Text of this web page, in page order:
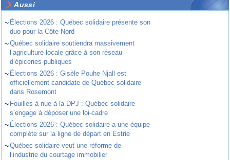
Aussi
~ Élections 2026 : Québec solidaire présente son
duo pour la Côte-Nord
~Québec solidaire soutiendra massivement
l’agriculture locale grâce à son réseau
d’épiceries publiques
~ Élections 2026 : Gisèle Pouhe Njall est
officiellement candidate de Québec solidaire
dans Rosemont
~ Fouilles à nue à la DPJ : Québec solidaire
s’engage à déposer une loi-cadre
~ Élections 2026 : Québec solidaire a une équipe
complète sur la ligne de départ en Estrie
~Québec solidaire veut une réforme de
l’industrie du courtage immobilier